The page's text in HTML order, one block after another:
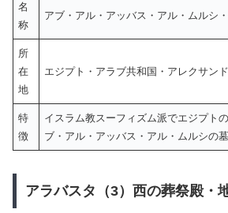
名
称
アブ・アル・アッバス・アル・ムルシ
所
在
地
エジプト・アラブ共和国・アレクサン
特
徴
イスラム教スーフィズム派でエジプト
ブ・アル・アッバス・アル・ムルシの墓
アラバスタ（3）西の葬祭殿・